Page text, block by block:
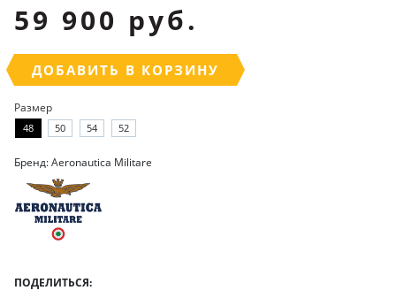
59 900 руб.
ДОБАВИТЬ В КОРЗИНУ
Размер
48 50 54 52
Бренд: Aeronautica Militare
ПОДЕЛИТЬСЯ: